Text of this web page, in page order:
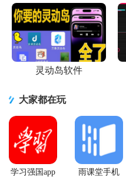
灵动岛软件
大家都在玩
学习强国app
雨课堂手机